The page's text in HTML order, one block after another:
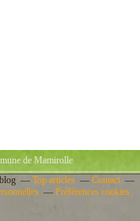
de Mamirolle
Top articles
Contact
Préférences cookies